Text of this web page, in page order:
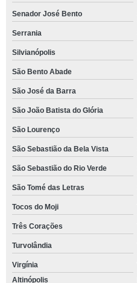
Senador José Bento
Serrania
Silvianópolis
São Bento Abade
São José da Barra
São João Batista do Glória
São Lourenço
São Sebastião da Bela Vista
São Sebastião do Rio Verde
São Tomé das Letras
Tocos do Moji
Três Corações
Turvolândia
Virgínia
Altinópolis